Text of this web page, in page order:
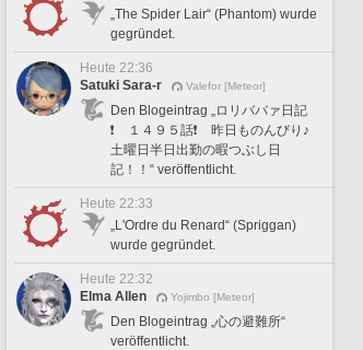
„The Spider Lair“ (Phantom) wurde
gegründet.
Heute 22:36
Satuki Sara-r
Valefor [Meteor]
Den Blogeintrag „ロリババァ日記
❗️ １４９５話❗️ 昨日ものんびり♪
土曜日半日出勤の暇つぶし日
記！！“ veröffentlicht.
Heute 22:33
„L'Ordre du Renard“ (Spriggan)
wurde gegründet.
Heute 22:32
Elma Allen
Yojimbo [Meteor]
Den Blogeintrag „心の避難所“
veröffentlicht.